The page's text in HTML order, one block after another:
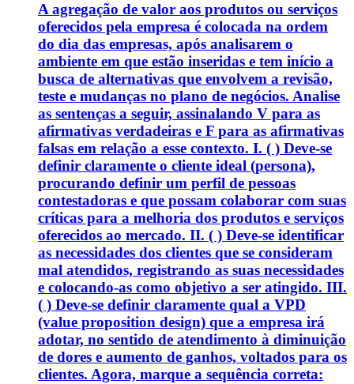
A agregação de valor aos produtos ou serviços
oferecidos pela empresa é colocada na ordem
do dia das empresas, após analisarem o
ambiente em que estão inseridas e tem início a
busca de alternativas que envolvem a revisão,
teste e mudanças no plano de negócios. Analise
as sentenças a seguir, assinalando V para as
afirmativas verdadeiras e F para as afirmativas
falsas em relação a esse contexto. I. ( ) Deve-se
definir claramente o cliente ideal (persona),
procurando definir um perfil de pessoas
contestadoras e que possam colaborar com suas
críticas para a melhoria dos produtos e serviços
oferecidos ao mercado. II. ( ) Deve-se identificar
as necessidades dos clientes que se consideram
mal atendidos, registrando as suas necessidades
e colocando-as como objetivo a ser atingido. III.
( ) Deve-se definir claramente qual a VPD
(value proposition design) que a empresa irá
adotar, no sentido de atendimento à diminuição
de dores e aumento de ganhos, voltados para os
clientes. Agora, marque a sequência correta: